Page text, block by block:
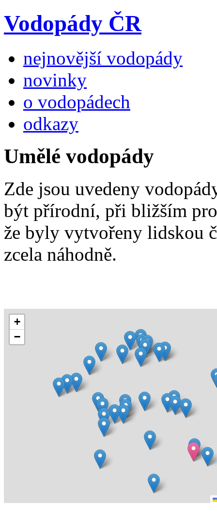
Vodopády ČR
nejnovější vodopády
novinky
o vodopádech
odkazy
Umělé vodopády
Zde jsou uvedeny
být přírodní, při bližším
že byly vytvořeny lidskou
zcela náhodně.
+
−